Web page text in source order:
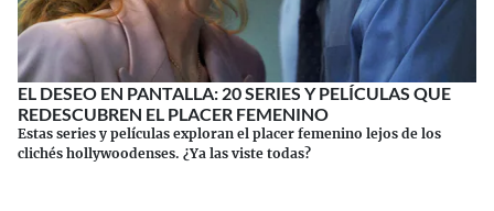
EL DESEO EN PANTALLA: 20 SERIES Y PELÍCULAS QUE
REDESCUBREN EL PLACER FEMENINO
Estas series y películas exploran el placer femenino lejos de los
clichés hollywoodenses. ¿Ya las viste todas?